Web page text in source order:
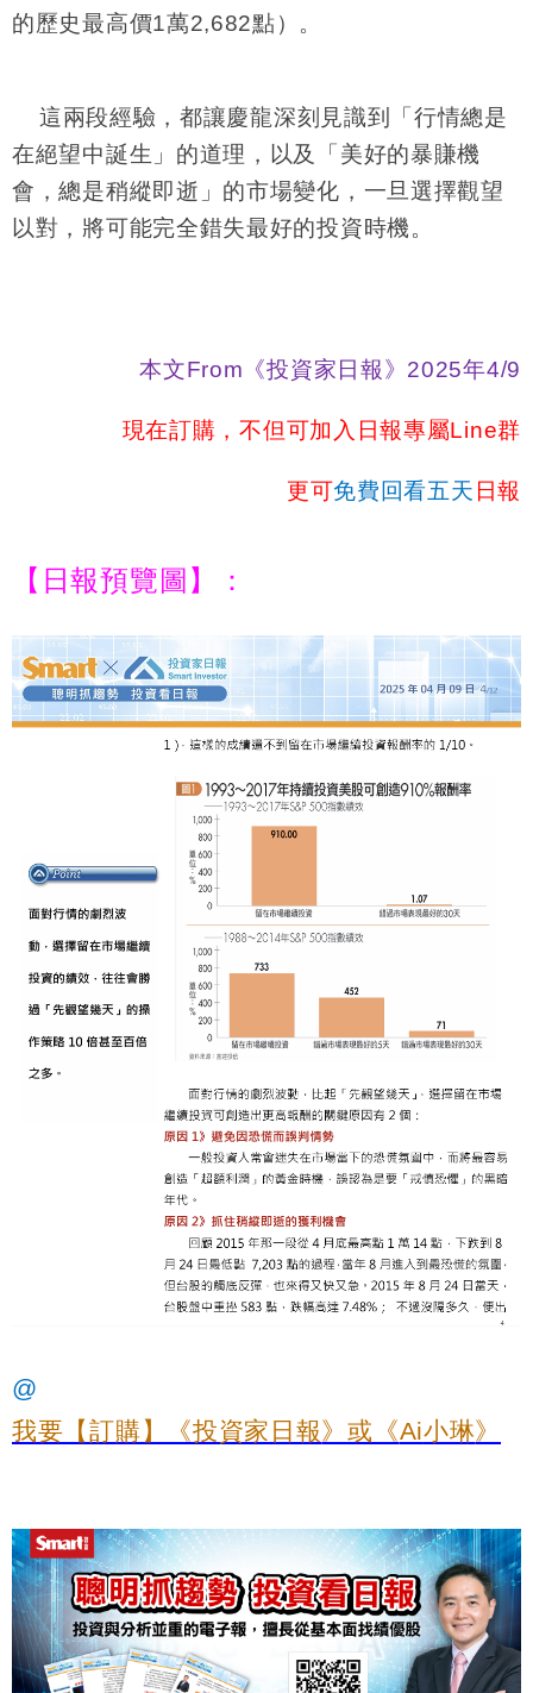
的歷史最高價1萬2,682點）。
這兩段經驗，都讓慶龍深刻見識到「行情總是
在絕望中誕生」的道理，以及「美好的暴賺機
會，總是稍縱即逝」的市場變化，一旦選擇觀望
以對，將可能完全錯失最好的投資時機。
本文From《投資家日報》2025年4/9
現在訂購，不但可加入日報專屬Line群
更可免費回看五天 日報
【日報預覽圖】：
@
我要【訂購】《投資家日報》或《Ai小琳》